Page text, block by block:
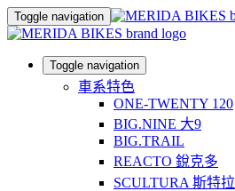
Toggle navigation
Toggle navigation
車系特色
ONE-TWENTY 120
BIG.NINE 大9
BIG.TRAIL
REACTO 銳克多
SCULTURA 斯特拉